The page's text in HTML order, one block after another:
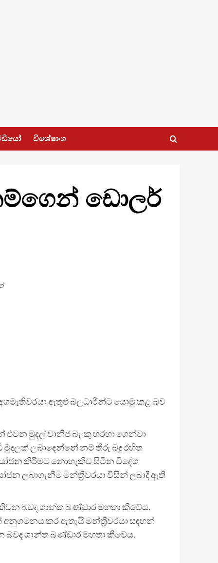
විශේෂාංග
ඩොලර්
ඇතුළු බලධාරීන්ට යොමු කළ බව
මුදල් වානිජ බැංකු හරහා ගෙන්වා
මුදලක් ලබාදෙන්නේ නම් තීරු බදු රහිත
කිරීමට නොහැකිව සිටින විදේශ
ලබාගැනීම මන්ත්‍රීවරයා විසින් ලබාදී ඇති
බවද ශාන්ත බණ්ඩාර මහතා කීවේය.
කර ඇතැයි මන්ත්‍රීවරයා සඳහන්
බවද ශාන්ත බණ්ඩාර මහතා කීවේය.